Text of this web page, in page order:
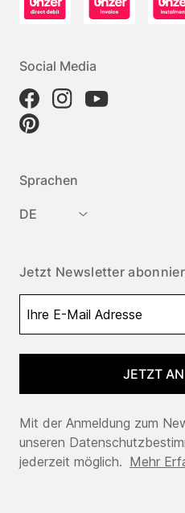
Social Media
Sprachen
DE
Jetzt Newsletter
JETZT
Mit der Anmeldung zum
unseren
jederzeit möglich. Mehr